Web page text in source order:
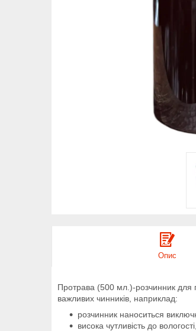
Опис
Протрава (500 мл.)-розчинник для
важливих чинників, наприклад:
розчинник наноситься
висока чутливість до вологості,